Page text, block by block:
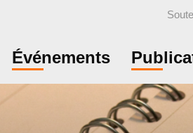
Événements